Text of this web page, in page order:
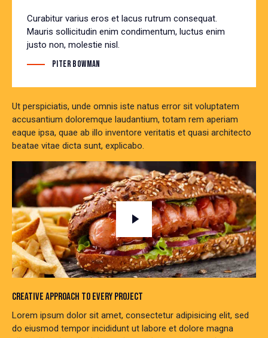
Curabitur varius eros et lacus rutrum consequat.
Mauris sollicitudin enim condimentum, luctus enim
justo non, molestie nisl.
Piter Bowman
Ut perspiciatis, unde omnis iste natus error sit voluptatem
accusantium doloremque laudantium, totam rem aperiam
eaque ipsa, quae ab illo inventore veritatis et quasi architecto
beatae vitae dicta sunt, explicabo.
CREATIVE APPROACH TO EVERY PROJECT
Lorem ipsum dolor sit amet, consectetur adipisicing elit, sed
do eiusmod tempor incididunt ut labore et dolore magna